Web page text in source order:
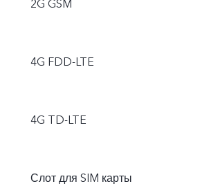
2G GSM
4G FDD-LTE
4G TD-LTE
Слот для SIM карты